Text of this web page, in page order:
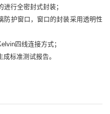
进行全密封式封装；
防护窗口，窗口的封装采用透明性
四线连接方式；
标准测试报告。